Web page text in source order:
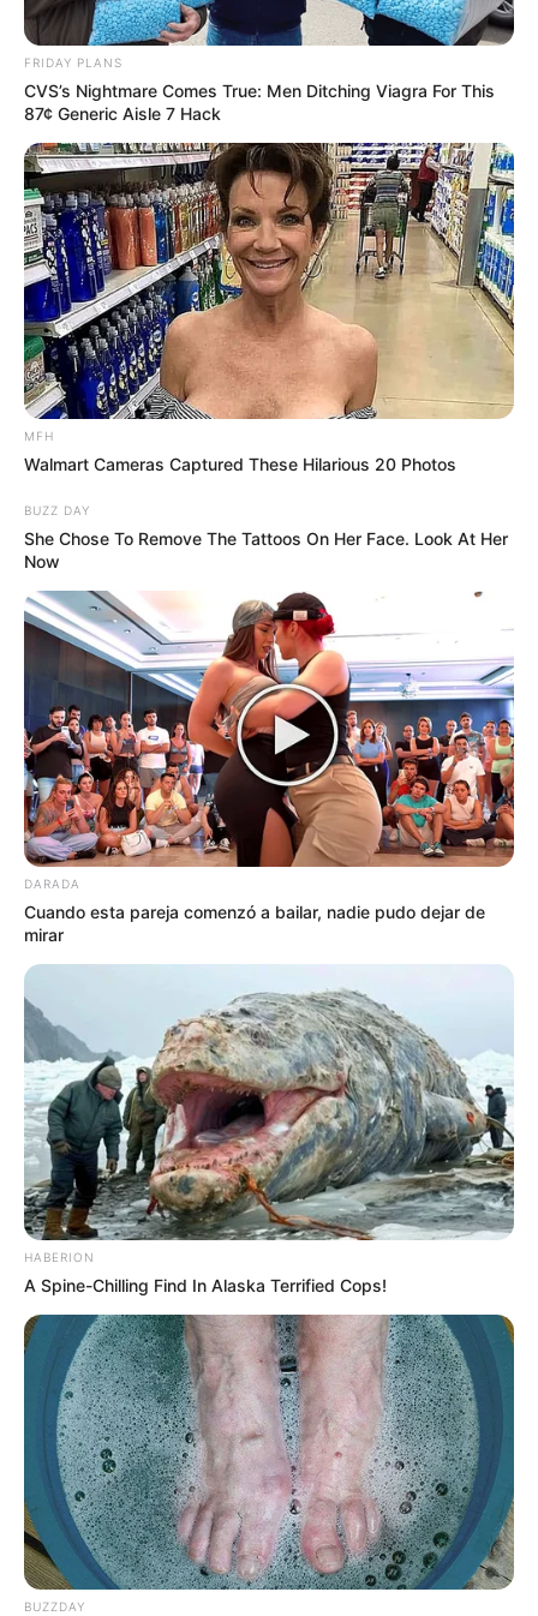
FRIDAY PLANS
CVS’s Nightmare Comes True: Men Ditching Viagra For This
87¢ Generic Aisle 7 Hack
MFH
Walmart Cameras Captured These Hilarious 20 Photos
BUZZ DAY
She Chose To Remove The Tattoos On Her Face. Look At Her
Now
DARADA
Cuando esta pareja comenzó a bailar, nadie pudo dejar de
mirar
HABERION
A Spine-Chilling Find In Alaska Terrified Cops!
BUZZDAY